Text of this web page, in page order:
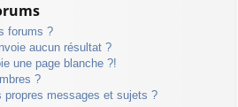
forums ?
aucun résultat ?
une page blanche ?!
?
propres messages et sujets ?